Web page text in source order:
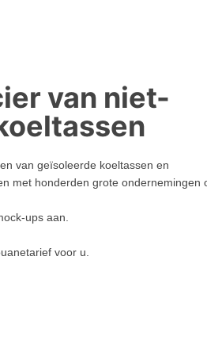
van niet-
van geïsoleerde koeltassen en
met honderden grote ondernemingen
ups aan.
voor u.